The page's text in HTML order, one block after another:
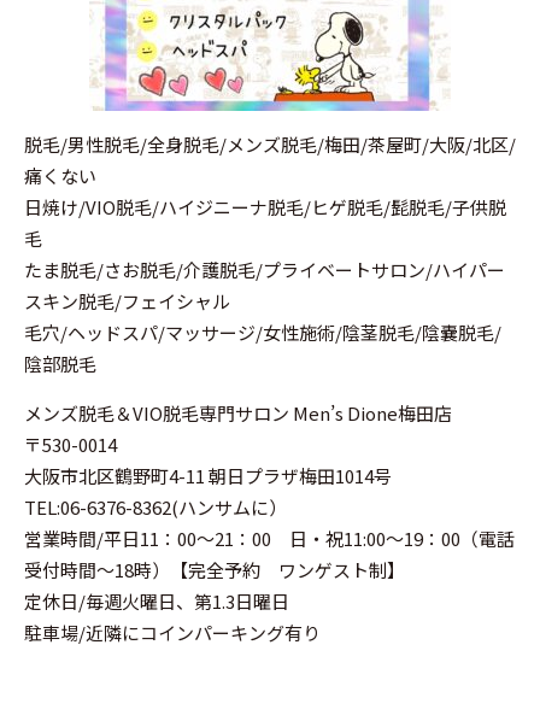
脱毛/男性脱毛/全身脱毛/メンズ脱毛/梅田/茶屋町/大阪/北区/
痛くない
日焼け/VIO脱毛/ハイジニーナ脱毛/ヒゲ脱毛/髭脱毛/子供脱
毛
たま脱毛/さお脱毛/介護脱毛/プライベートサロン/ハイパー
スキン脱毛/フェイシャル
毛穴/ヘッドスパ/マッサージ/女性施術/陰茎脱毛/陰嚢脱毛/
陰部脱毛
メンズ脱毛＆VIO脱毛専門サロン Men’s Dione梅田店
〒530-0014
大阪市北区鶴野町4-11 朝日プラザ梅田1014号
TEL:06-6376-8362(ハンサムに）
営業時間/平日11：00～21：00 日・祝11:00～19：00（電話
受付時間～18時）【完全予約 ワンゲスト制】
定休日/毎週火曜日、第1.3日曜日
駐車場/近隣にコインパーキング有り